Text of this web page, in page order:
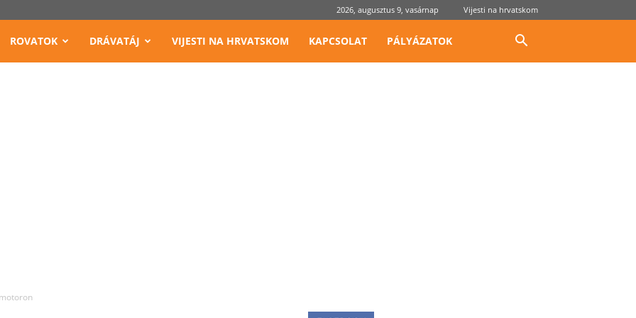
2026, augusztus 9, vasárnap Vijesti na hrvatskom
ROVATOK DRÁVATÁJ VIJESTI NA HRVATSKOM KAPCSOLAT PÁLYÁZATOK